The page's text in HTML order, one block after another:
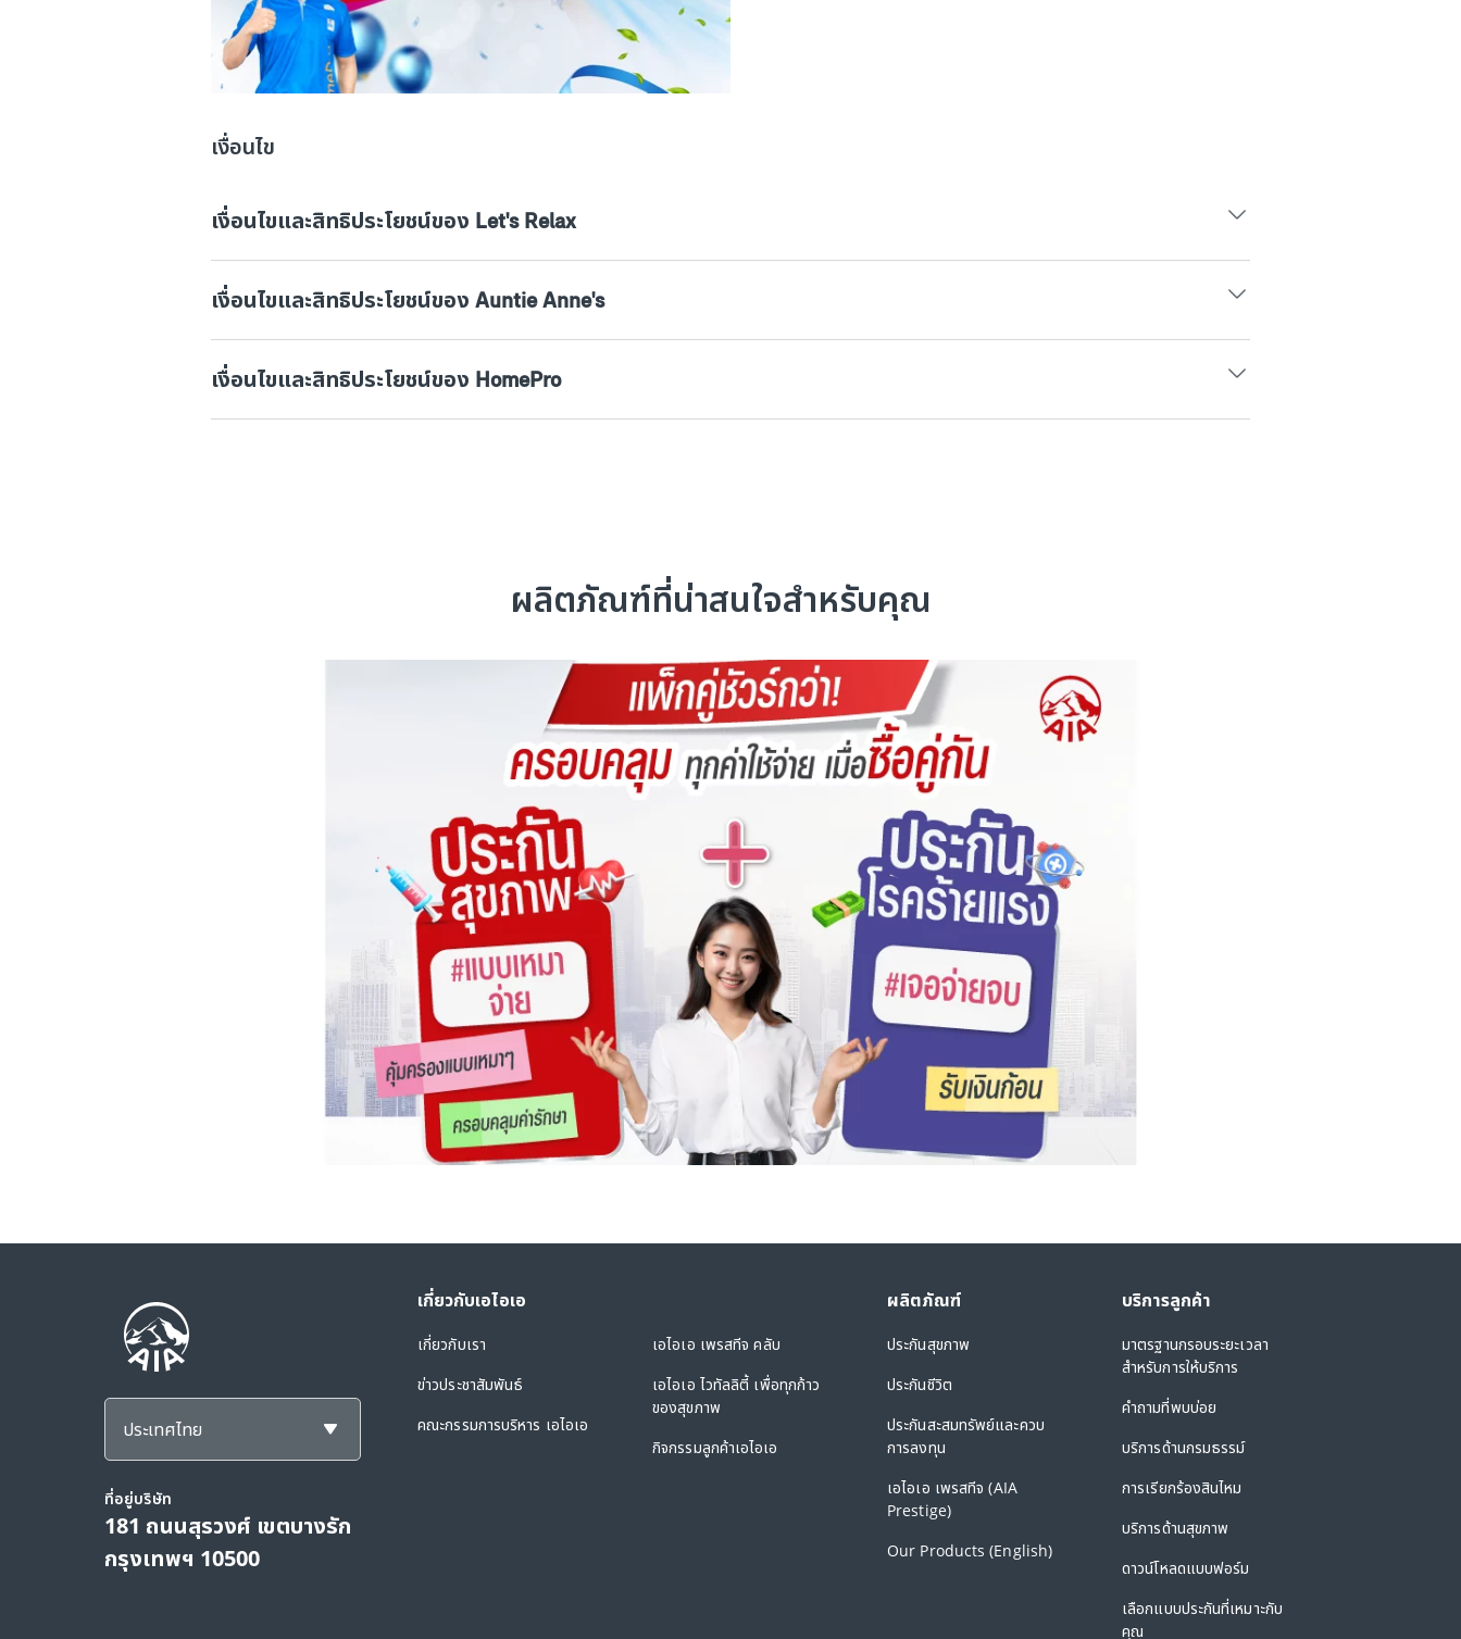
เงื่อนไข
เงื่อนไขและสิทธิประโยชน์ของ Let's Relax
เงื่อนไขและสิทธิประโยชน์ของ Auntie Anne's
เงื่อนไขและสิทธิประโยชน์ของ HomePro
ผลิตภัณฑ์ที่น่าสนใจสำหรับคุณ
ประเทศไทย
ที่อยู่บริษัท
181 ถนนสุรวงศ์ เขตบางรัก
กรุงเทพฯ 10500
เกี่ยวกับเอไอเอ
เกี่ยวกับเรา
ข่าวประชาสัมพันธ์
คณะกรรมการบริหาร เอไอเอ
เอไอเอ เพรสทีจ คลับ
เอไอเอ ไวทัลลิตี้ เพื่อทุกก้าว
ของสุขภาพ
กิจกรรมลูกค้าเอไอเอ
ผลิตภัณฑ์
ประกันสุขภาพ
ประกันชีวิต
ประกันสะสมทรัพย์และควบ
การลงทุน
เอไอเอ เพรสทีจ (AIA
Prestige)
Our Products (English)
บริการลูกค้า
มาตรฐานกรอบระยะเวลา
สำหรับการให้บริการ
คำถามที่พบบ่อย
บริการด้านกรมธรรม์
การเรียกร้องสินไหม
บริการด้านสุขภาพ
ดาวน์โหลดแบบฟอร์ม
เลือกแบบประกันที่เหมาะกับ
คุณ